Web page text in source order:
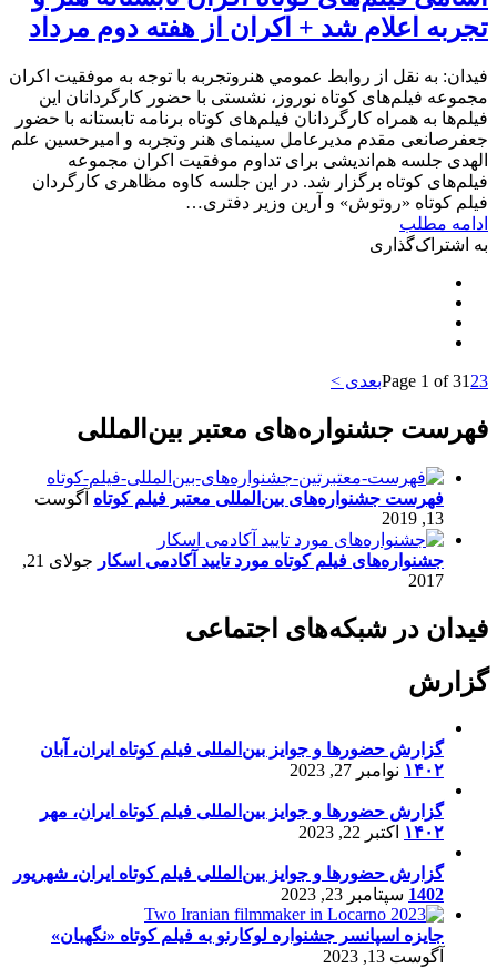
تجربه اعلام شد + اکران از هفته دوم مرداد
فیدان: به نقل از روابط عمومي هنروتجربه با توجه به موفقیت اکران
مجموعه فیلم‌های کوتاه نوروز، نشستی با حضور کارگردانان این
فیلم‌ها به همراه کارگردانان فیلم‌های کوتاه برنامه تابستانه با حضور
جعفرصانعی مقدم مدیرعامل سینمای هنر وتجربه و امیرحسین علم
الهدی جلسه هم‌اندیشی برای تداوم موفقیت اکران مجموعه
فیلم‌های کوتاه برگزار شد. در این جلسه کاوه مظاهری کارگردان
فیلم کوتاه «روتوش» و آرین وزیر دفتری…
ادامه مطلب
به اشتراک‌گذاری
Page 1 of 31 23 بعدی >
فهرست جشنواره‌های معتبر بین‌المللی
فهرست جشنواره‌های بین‌المللی معتبر فیلم کوتاه آگوست
13, 2019
جشنواره‌های فیلم کوتاه مورد تایید آکادمی اسکار
جولای 21,
2017
فیدان در شبکه‌های اجتماعی
گزارش
گزارش حضورها و جوایز بین‌المللی فیلم کوتاه ایران، آبان
۱۴۰۲ نوامبر 27, 2023
گزارش حضورها و جوایز بین‌المللی فیلم کوتاه ایران، مهر
۱۴۰۲ اکتبر 22, 2023
گزارش حضورها و جوایز بین‌المللی فیلم کوتاه ایران، شهریور
1402 سپتامبر 23, 2023
جایزه اسپانسر جشنواره لوکارنو به فیلم کوتاه «نگهبان»
آگوست 13, 2023